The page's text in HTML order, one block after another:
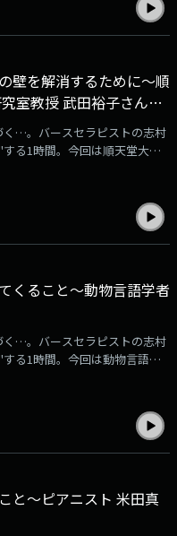
壁を解消するために～順
室教授 武田裕子さんを
く…。バースセラピストの志村
る1時間。今回は順天堂大
くること～動物言語学者
く…。バースセラピストの志村
る1時間。今回は動物言語学
と～ピアニスト 米田真